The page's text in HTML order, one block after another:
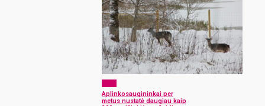
Aplinkosaugininkai per
metus nustatė daugiau kaip